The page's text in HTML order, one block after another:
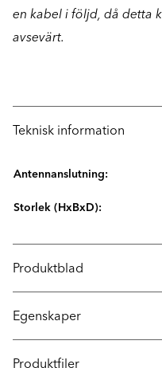
en kabel i följd, då detta
avsevärt.
Teknisk information
Antennanslutning:
Storlek (HxBxD):
Produktblad
Egenskaper
Produktfiler